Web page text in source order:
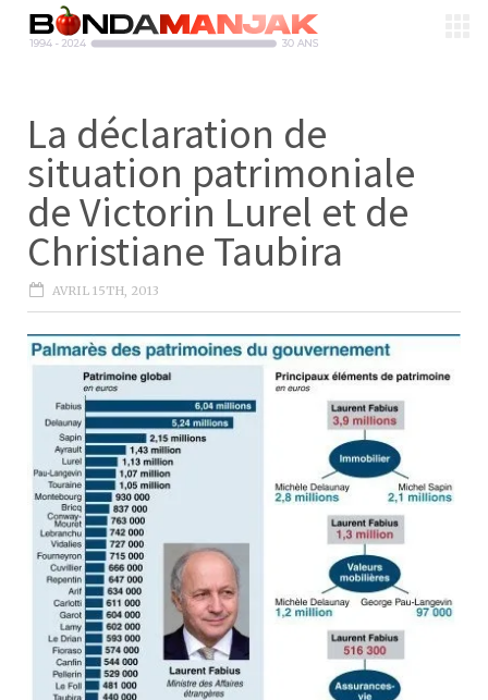
La déclaration de
situation patrimoniale
de Victorin Lurel et de
Christiane Taubira
AVRIL 15TH, 2013